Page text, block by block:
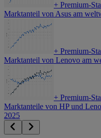
+ Premium-
Marktanteil von Asus am
+ Premium-
Marktanteil von Lenovo am
+ Premium-
Marktanteile von HP und
2025